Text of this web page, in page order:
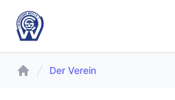
Der Verein